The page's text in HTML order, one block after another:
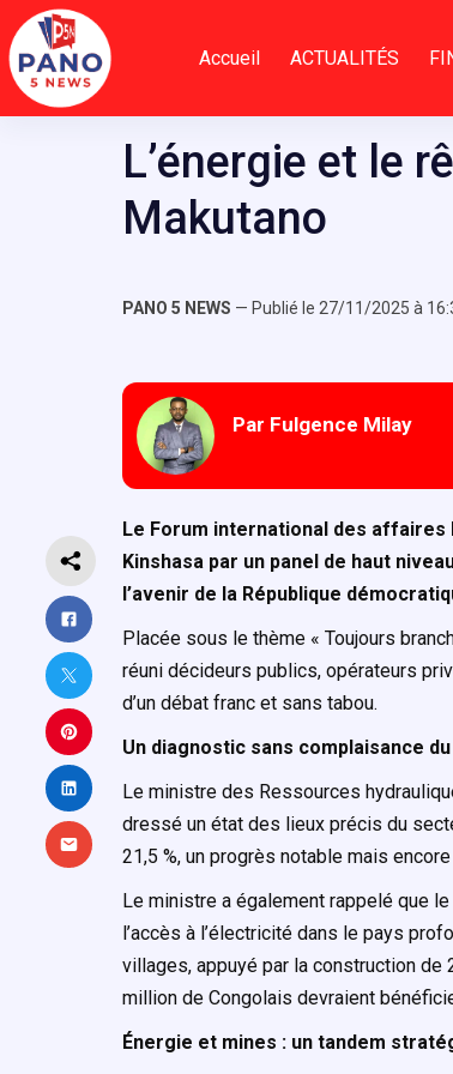
Passer
au
contenu
Accueil ACTUALITÉS
L’énergie et le
Makutano
PANO 5 NEWS — Publié le 27/11/2025 à
Par Fulgence Milay
Le Forum international des
Kinshasa par un panel de haut
l’avenir de la République
Placée sous le thème « Toujours
réuni décideurs publics, opérateurs
d’un débat franc et sans tabou.
Un diagnostic sans complaisance
Le ministre des Ressources
dressé un état des lieux précis du
21,5 %, un progrès notable mais
Le ministre a également rappelé que
l’accès à l’électricité dans le pays
villages, appuyé par la construction de
million de Congolais devraient
Énergie et mines : un tandem